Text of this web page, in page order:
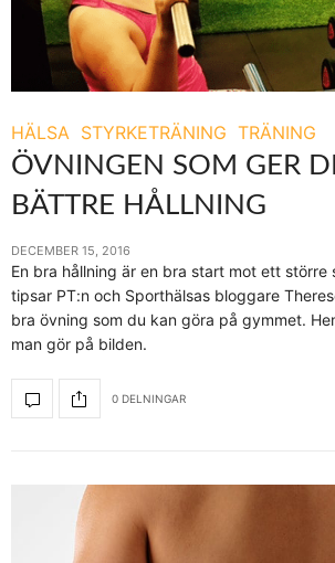
HÄLSA STYRKETRÄNING TRÄNING
ÖVNINGEN SOM GER
BÄTTRE HÅLLNING
DECEMBER 15, 2016
En bra hållning är en bra start mot ett större
tipsar PT:n och Sporthälsas bloggare
bra övning som du kan göra på gymmet.
man gör på bilden.
0 DELNINGAR